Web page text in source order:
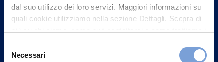
dal suo utilizzo dei loro servizi. Maggiori informazioni su
quali cookie utilizziamo nella sezione Dettagli. Scopra di
può trovare nel footer del sito nella sezione "Informativa
delNecessari